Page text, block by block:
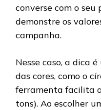
converse com o seu
demonstre os
campanha.
Nesse caso, a dica
das cores, como o
ferramenta facilita
tons). Ao escolher